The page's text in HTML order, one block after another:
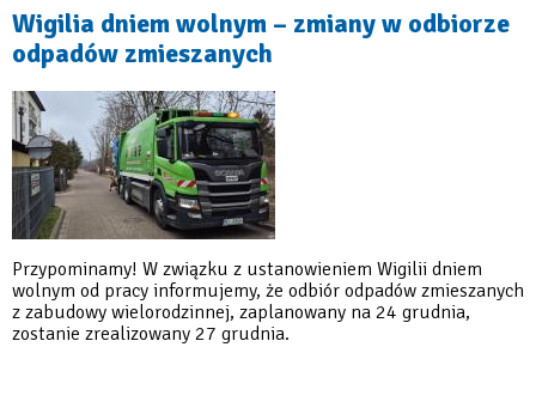
odpadów
w
zabudowie
jednorodzinnej
Wigilia dniem wolnym – zmiany w odbiorze
odpadów zmieszanych
Przypominamy! W związku z ustanowieniem Wigilii dniem
wolnym od pracy informujemy, że odbiór odpadów zmieszanych
z zabudowy wielorodzinnej, zaplanowany na 24 grudnia,
zostanie zrealizowany 27 grudnia.